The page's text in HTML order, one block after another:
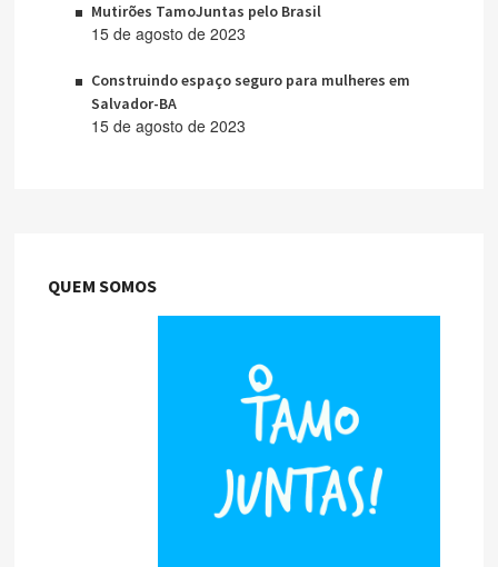
Mutirões TamoJuntas pelo Brasil
15 de agosto de 2023
Construindo espaço seguro para mulheres em
Salvador-BA
15 de agosto de 2023
QUEM SOMOS